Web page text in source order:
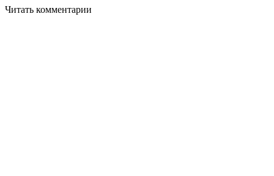
Читать комментарии